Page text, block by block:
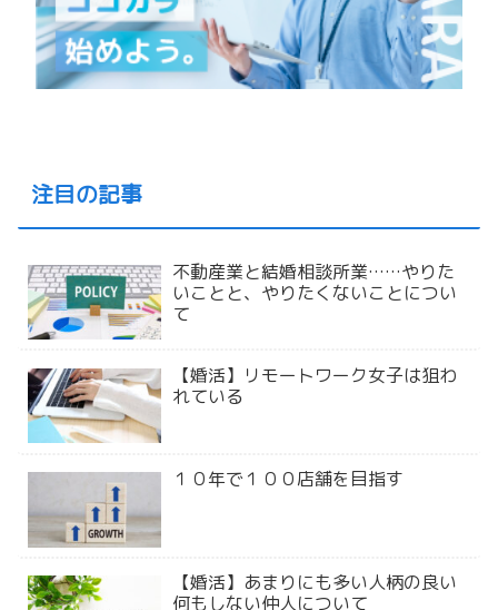
注目の記事
不動産業と結婚相談所業……やりた
いことと、やりたくないことについ
て
【婚活】リモートワーク女子は狙わ
れている
１０年で１００店舗を目指す
【婚活】あまりにも多い人柄の良い
何もしない仲人について